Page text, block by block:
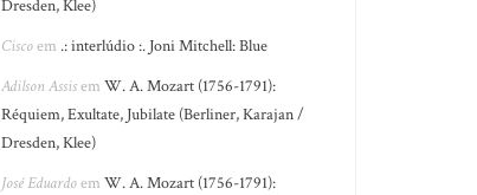
Dresden, Klee)
Ciscoem .: interlúdio :. Joni Mitchell: Blue
Adilson AssisemW. A. Mozart (1756-1791):
Réquiem, Exultate, Jubilate (Berliner, Karajan /
Dresden, Klee)
José EduardoemW. A. Mozart (1756-1791):